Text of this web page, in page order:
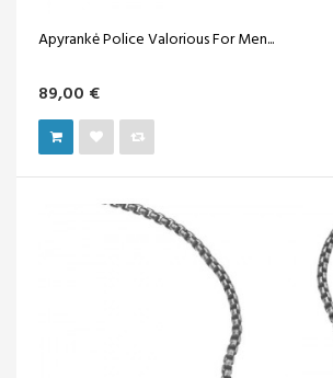
Apyrankė Police Valorious For Men...
89,00 €